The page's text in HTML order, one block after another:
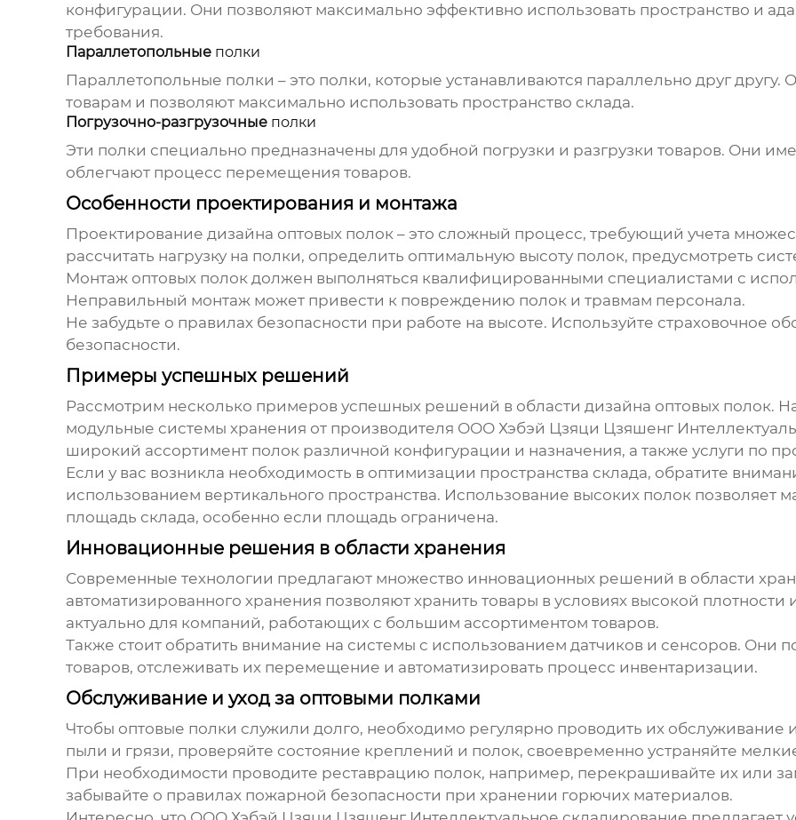
конфигурации. Они позволяют максимально эффективно использовать пространство и
требования.
Параллетопольные полки
Параллетопольные полки – это полки, которые устанавливаются параллельно друг
товарам и позволяют максимально использовать пространство склада.
Погрузочно-разгрузочные полки
Эти полки специально предназначены для удобной погрузки и разгрузки товаров. Они
облегчают процесс перемещения товаров.
Особенности проектирования и монтажа
Проектирование дизайна оптовых полок– это сложный процесс, требующий учета
рассчитать нагрузку на полки, определить оптимальную высоту полок, предусмотреть
Монтаж оптовых полокдолжен выполняться квалифицированными специалистами с
Неправильный монтаж может привести к повреждению полок и травмам персонала.
Не забудьте о правилах безопасности при работе на высоте. Используйте страховочное
безопасности.
Примеры успешных решений
Рассмотрим несколько примеров успешных решений в области дизайна оптовых полок.
модульные системы хранения от производителя ООО Хэбэй Цзяци Цзяшенг
широкий ассортимент полок различной конфигурации и назначения, а также услуги по
Если у вас возникла необходимость в оптимизации пространства склада, обратите
использованием вертикального пространства. Использование высоких полок позволяет
площадь склада, особенно если площадь ограничена.
Инновационные решения в области хранения
Современные технологии предлагают множество инновационных решений в области
автоматизированного хранения позволяют хранить товары в условиях высокой плотности
актуально для компаний, работающих с большим ассортиментом товаров.
Также стоит обратить внимание на системы с использованием датчиков и сенсоров. Они
товаров, отслеживать их перемещение и автоматизировать процесс инвентаризации.
Обслуживание и уход за оптовыми полками
Чтобы оптовые полки служили долго, необходимо регулярно проводить их обслуживание
пыли и грязи, проверяйте состояние креплений и полок, своевременно устраняйте
При необходимости проводите реставрацию полок, например, перекрашивайте их или
забывайте о правилах пожарной безопасности при хранении горючих материалов.